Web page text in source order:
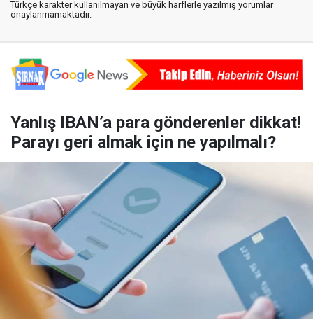
Türkçe karakter kullanılmayan ve büyük harflerle yazılmış yorumlar
onaylanmamaktadır.
Yanlış IBAN’a para gönderenler dikkat!
Parayı geri almak için ne yapılmalı?